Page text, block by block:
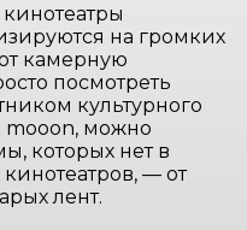
на громких
камерную
посмотреть
культурного
mooon, можно
которых нет в
— от
лент.